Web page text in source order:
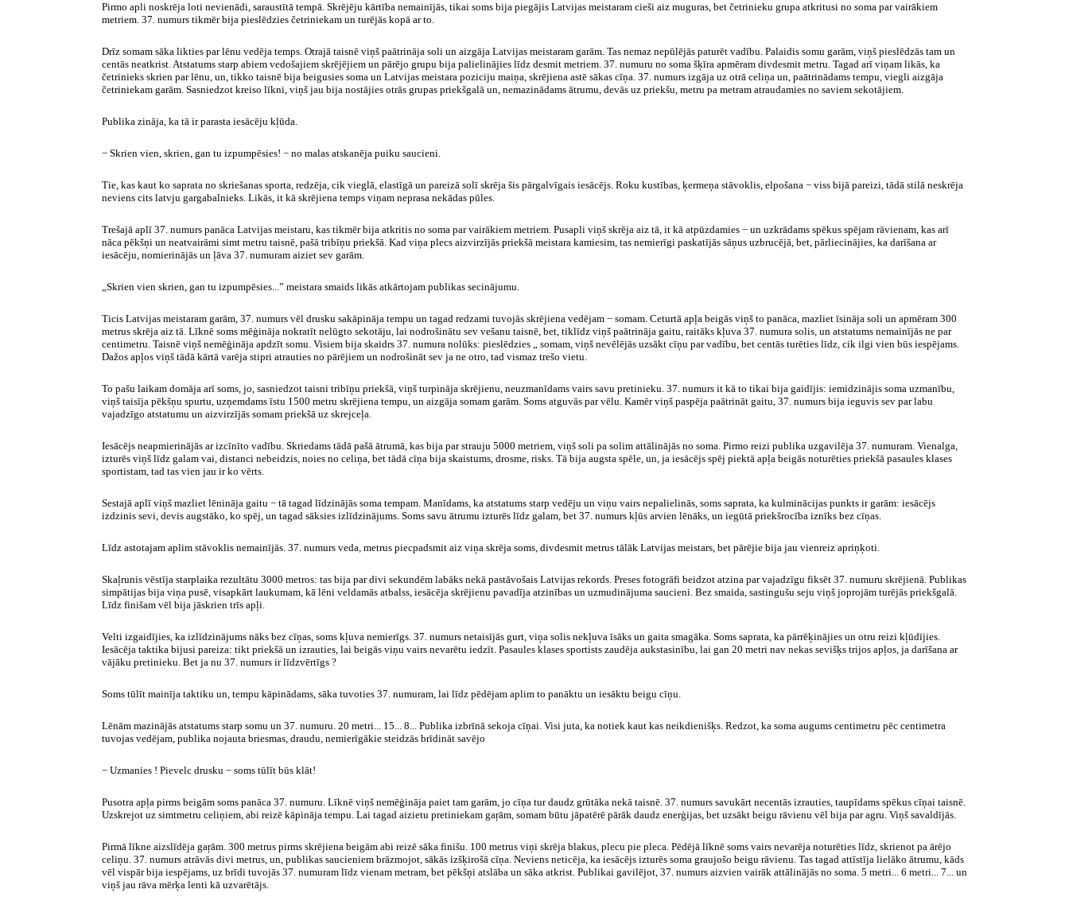
Pirmo apli noskrēja loti nevienādi, saraustītā tempā. Skrējēju kārtība nemainījās, tikai soms bija piegājis Latvijas meistaram cieši aiz muguras, bet četrinieku grupa atkritusi no soma par vairākiem
metriem. 37. numurs tikmēr bija pieslēdzies četriniekam un turējās kopā ar to.
Drīz somam sāka likties par lēnu vedēja temps. Otrajā taisnē viņš paātrināja soli un aizgāja Latvijas meistaram garām. Tas nemaz nepūlējās paturēt vadību. Palaidis somu garām, viņš pieslēdzās tam un
centās neatkrist. Atstatums starp abiem vedošajiem skrējējiem un pārējo grupu bija palielinājies līdz desmit metriem. 37. numuru no soma šķīra apmēram divdesmit metru. Tagad arī viņam likās, ka
četrinieks skrien par lēnu, un, tikko taisnē bija beigusies soma un Latvijas meistara poziciju maiņa, skrējiena astē sākas cīņa. 37. numurs izgāja uz otrā celiņa un, paātrinādams tempu, viegli aizgāja
četriniekam garām. Sasniedzot kreiso līkni, viņš jau bija nostājies otrās grupas priekšgalā un, nemazinādams ātrumu, devās uz priekšu, metru pa metram atraudamies no saviem sekotājiem.
Publika zināja, ka tā ir parasta iesācēju kļūda.
− Skrien vien, skrien, gan tu izpumpēsies! − no malas atskanēja puiku saucieni.
Tie, kas kaut ko saprata no skriešanas sporta, redzēja, cik vieglā, elastīgā un pareizā solī skrēja šis pārgalvīgais iesācējs. Roku kustības, ķermeņa stāvoklis, elpošana − viss bijā pareizi, tādā stilā neskrēja
neviens cits latvju gargabalnieks. Likās, it kā skrējiena temps viņam neprasa nekādas pūles.
Trešajā aplī 37. numurs panāca Latvijas meistaru, kas tikmēr bija atkritis no soma par vairākiem metriem. Pusapli viņš skrēja aiz tā, it kā atpūzdamies − un uzkrādams spēkus spējam rāvienam, kas arī
nāca pēkšņi un neatvairāmi simt metru taisnē, pašā tribīņu priekšā. Kad viņa plecs aizvirzījās priekšā meistara kamiesim, tas nemierīgi paskatījās sāņus uzbrucējā, bet, pārliecinājies, ka darīšana ar
iesācēju, nomierinājās un ļāva 37. numuram aiziet sev garām.
„Skrien vien skrien, gan tu izpumpēsies...” meistara smaids likās atkārtojam publikas secinājumu.
Ticis Latvijas meistaram garām, 37. numurs vēl drusku sakāpināja tempu un tagad redzami tuvojās skrējiena vedējam − somam. Ceturtā apļa beigās viņš to panāca, mazliet īsināja soli un apmēram 300
metrus skrēja aiz tā. Līknē soms mēģināja nokratīt nelūgto sekotāju, lai nodrošinātu sev vešanu taisnē, bet, tiklīdz viņš paātrināja gaitu, raitāks kļuva 37. numura solis, un atstatums nemainījās ne par
centimetru. Taisnē viņš nemēģināja apdzīt somu. Visiem bija skaidrs 37. numura nolūks: pieslēdzies „ somam, viņš nevēlējās uzsākt cīņu par vadību, bet centās turēties līdz, cik ilgi vien būs iespējams.
Dažos apļos viņš tādā kārtā varēja stipri atrauties no pārējiem un nodrošināt sev ja ne otro, tad vismaz trešo vietu.
To pašu laikam domāja arī soms, jo, sasniedzot taisni tribīņu priekšā, viņš turpināja skrējienu, neuzmanīdams vairs savu pretinieku. 37. numurs it kā to tikai bija gaidījis: iemidzinājis soma uzmanību,
viņš taisīja pēkšņu spurtu, uzņemdams īstu 1500 metru skrējiena tempu, un aizgāja somam garām. Soms atguvās par vēlu. Kamēr viņš paspēja paātrināt gaitu, 37. numurs bija ieguvis sev par labu
vajadzīgo atstatumu un aizvirzījās somam priekšā uz skrejceļa.
Iesācējs neapmierinājās ar izcīnīto vadību. Skriedams tādā pašā ātrumā, kas bija par strauju 5000 metriem, viņš soli pa solim attālinājās no soma. Pirmo reizi publika uzgavilēja 37. numuram. Vienalga,
izturēs viņš līdz galam vai, distanci nebeidzis, noies no celiņa, bet tādā cīņa bija skaistums, drosme, risks. Tā bija augsta spēle, un, ja iesācējs spēj piektā apļa beigās noturēties priekšā pasaules klases
sportistam, tad tas vien jau ir ko vērts.
Sestajā aplī viņš mazliet lēnināja gaitu − tā tagad līdzinājās soma tempam. Manīdams, ka atstatums starp vedēju un viņu vairs nepalielinās, soms saprata, ka kulminācijas punkts ir garām: iesācējs
izdzinis sevi, devis augstāko, ko spēj, un tagad sāksies izlīdzinājums. Soms savu ātrumu izturēs līdz galam, bet 37. numurs kļūs arvien lēnāks, un iegūtā priekšrocība iznīks bez cīņas.
Līdz astotajam aplim stāvoklis nemainījās. 37. numurs veda, metrus piecpadsmit aiz viņa skrēja soms, divdesmit metrus tālāk Latvijas meistars, bet pārējie bija jau vienreiz apriņķoti.
Skaļrunis vēstīja starplaika rezultātu 3000 metros: tas bija par divi sekundēm labāks nekā pastāvošais Latvijas rekords. Preses fotogrāfi beidzot atzina par vajadzīgu fiksēt 37. numuru skrējienā. Publikas
simpātijas bija viņa pusē, visapkārt laukumam, kā lēni veldamās atbalss, iesācēja skrējienu pavadīja atzinības un uzmudinājuma saucieni. Bez smaida, sastingušu seju viņš joprojām turējās priekšgalā.
Līdz finišam vēl bija jāskrien trīs apļi.
Velti izgaidījies, ka izlīdzinājums nāks bez cīņas, soms kļuva nemierīgs. 37. numurs netaisījās gurt, viņa solis nekļuva īsāks un gaita smagāka. Soms saprata, ka pārrēķinājies un otru reizi kļūdījies.
Iesācēja taktika bijusi pareiza: tikt priekšā un izrauties, lai beigās viņu vairs nevarētu iedzīt. Pasaules klases sportists zaudēja aukstasinību, lai gan 20 metri nav nekas sevišķs trijos apļos, ja darīšana ar
vājāku pretinieku. Bet ja nu 37. numurs ir līdzvērtīgs ?
Soms tūlīt mainīja taktiku un, tempu kāpinādams, sāka tuvoties 37. numuram, lai līdz pēdējam aplim to panāktu un iesāktu beigu cīņu.
Lēnām mazinājās atstatums starp somu un 37. numuru. 20 metri... 15... 8... Publika izbrīnā sekoja cīņai. Visi juta, ka notiek kaut kas neikdienišķs. Redzot, ka soma augums centimetru pēc centimetra
tuvojas vedējam, publika nojauta briesmas, draudu, nemierīgākie steidzās brīdināt savējo
− Uzmanies ! Pievelc drusku − soms tūlīt būs klāt!
Pusotra apļa pirms beigām soms panāca 37. numuru. Līknē viņš nemēģināja paiet tam garām, jo cīņa tur daudz grūtāka nekā taisnē. 37. numurs savukārt necentās izrauties, taupīdams spēkus cīņai taisnē.
Uzskrejot uz simtmetru celiņiem, abi reizē kāpināja tempu. Lai tagad aizietu pretiniekam gaŗām, somam būtu jāpatērē pārāk daudz enerģijas, bet uzsākt beigu rāvienu vēl bija par agru. Viņš savaldījās.
Pirmā līkne aizslīdēja gaŗām. 300 metrus pirms skrējiena beigām abi reizē sāka finišu. 100 metrus viņi skrēja blakus, plecu pie pleca. Pēdējā līknē soms vairs nevarēja noturēties līdz, skrienot pa ārējo
celiņu. 37. numurs atrāvās divi metrus, un, publikas saucieniem brāzmojot, sākās izšķirošā cīņa. Neviens neticēja, ka iesācējs izturēs soma graujošo beigu rāvienu. Tas tagad attīstīja lielāko ātrumu, kāds
vēl vispār bija iespējams, uz brīdi tuvojās 37. numuram līdz vienam metram, bet pēkšņi atslāba un sāka atkrist. Publikai gavilējot, 37. numurs aizvien vairāk attālinājās no soma. 5 metri... 6 metri... 7... un
viņš jau rāva mērķa lenti kā uzvarētājs.